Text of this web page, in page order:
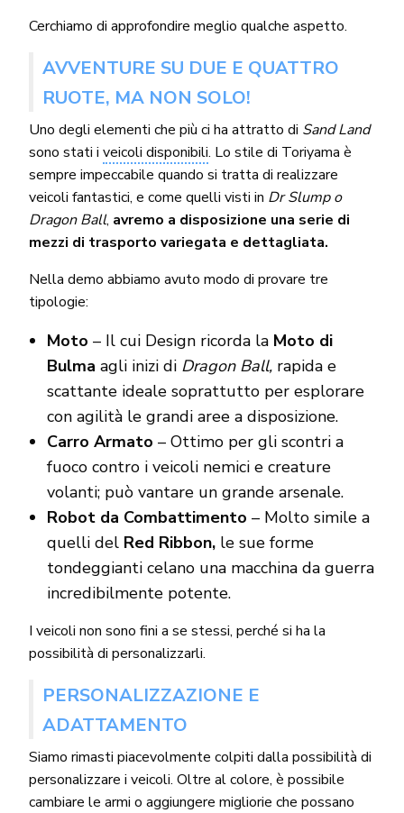
Cerchiamo di approfondire meglio qualche aspetto.
AVVENTURE SU DUE E QUATTRO
RUOTE, MA NON SOLO!
Uno degli elementi che più ci ha attratto di Sand Land
sono stati iveicoli disponibili. Lo stile di Toriyama è
sempre impeccabile quando si tratta di realizzare
veicoli fantastici, e come quelli visti in Dr Slump o
Dragon Ball, avremo a disposizione una serie di
mezzi di trasporto variegata e dettagliata.
Nella demo abbiamo avuto modo di provare tre
tipologie:
Moto – Il cui Design ricorda laMoto di
Bulma agli inizi di Dragon Ball,rapida e
scattante ideale soprattutto per esplorare
con agilità le grandi aree a disposizione.
Carro Armato – Ottimo per gli scontri a
fuoco contro i veicoli nemici e creature
volanti; può vantare un grande arsenale.
Robot da Combattimento – Molto simile a
quelli del Red Ribbon,le sue forme
tondeggianti celano una macchina da guerra
incredibilmente potente.
I veicoli non sono fini a se stessi, perché si ha la
possibilità di personalizzarli.
PERSONALIZZAZIONE E
ADATTAMENTO
Siamo rimasti piacevolmente colpiti dalla possibilità di
personalizzare i veicoli. Oltre al colore, è possibile
cambiare le armi o aggiungere migliorie che possano